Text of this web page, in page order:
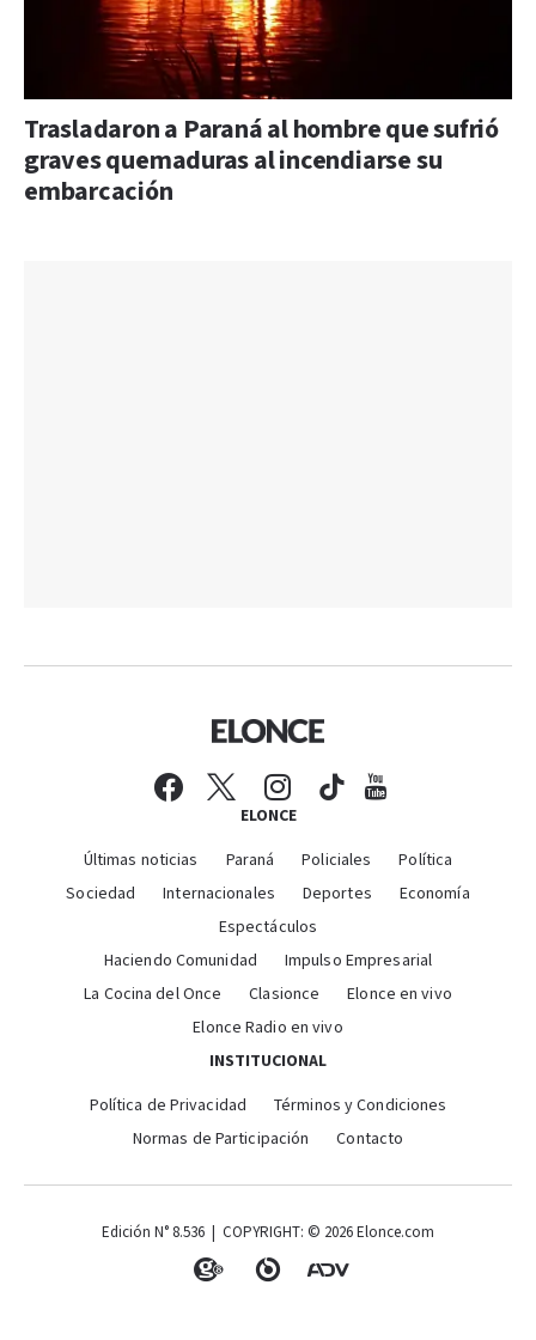
Trasladaron a Paraná al hombre que sufrió
graves quemaduras al incendiarse su
embarcación
ELONCE
Últimas noticias Paraná Policiales
Política
Sociedad
Internacionales Deportes
Economía
Espectáculos
Haciendo Comunidad
Impulso Empresarial
La Cocina del Once
Clasionce
Elonce en vivo
Elonce Radio en vivo
INSTITUCIONAL
Política de Privacidad
Términos y Condiciones
Normas de Participación
Contacto
Edición N° 8.536 | COPYRIGHT: © 2026 Elonce.com